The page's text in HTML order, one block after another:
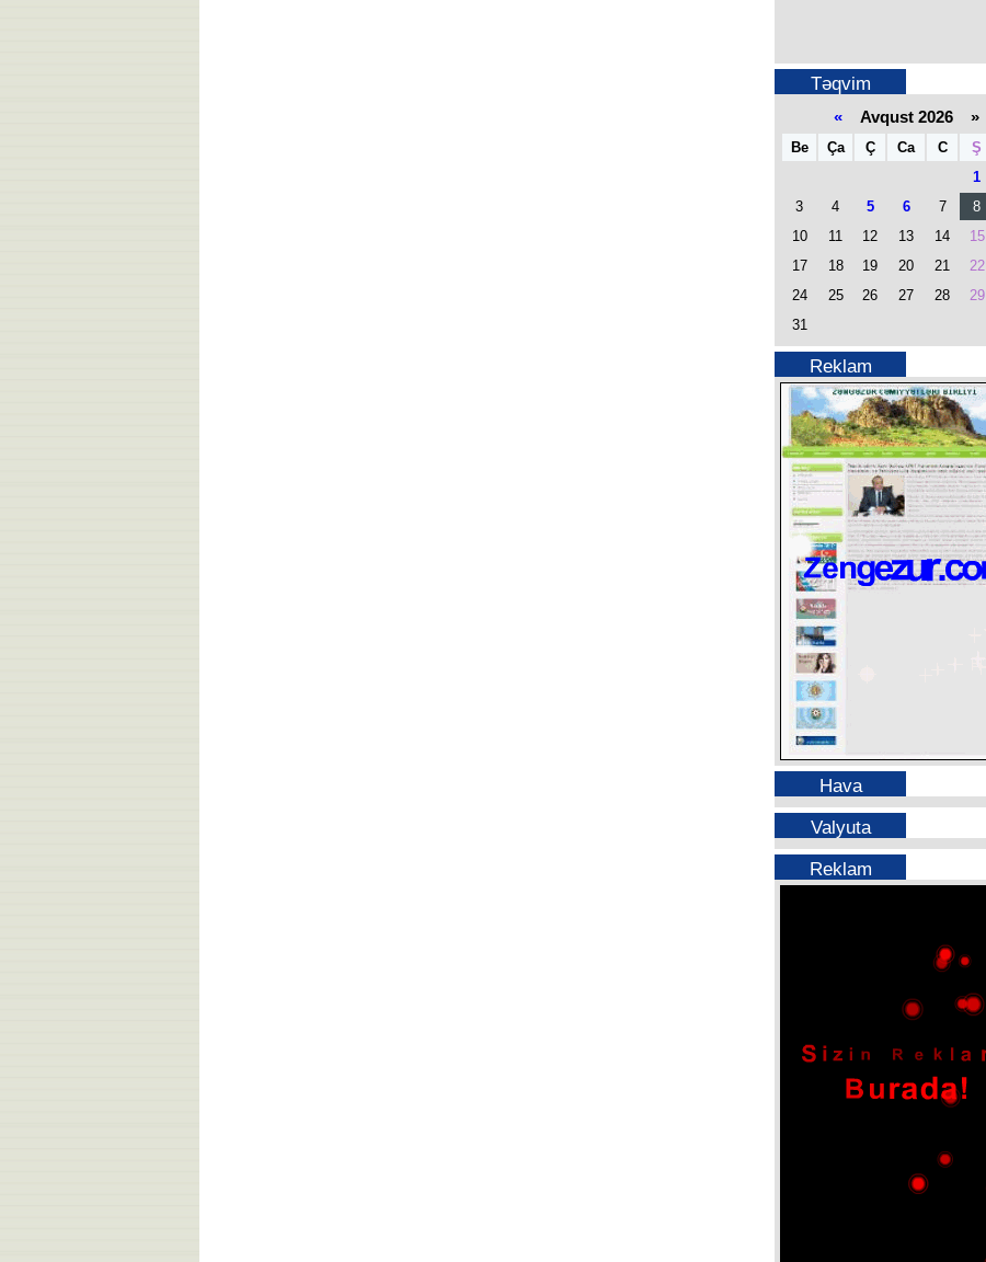
Təqvim
«Avqust 2026 »
Be Ça Ç Ca C Ş
1
3
4 5 6 7 8
10
11 12 13 14 15
17
18 19 20 21 22
24
25 26 27 28 29
31
Reklam
Hava
Valyuta
Reklam